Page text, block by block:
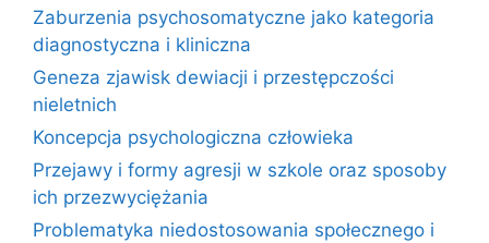
Zaburzenia psychosomatyczne jako kategoria
diagnostyczna i kliniczna
Geneza zjawisk dewiacji i przestępczości
nieletnich
Koncepcja psychologiczna człowieka
Przejawy i formy agresji w szkole oraz sposoby
ich przezwyciężania
Problematyka niedostosowania społecznego i